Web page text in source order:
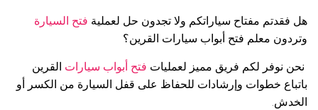
هل فقدتم مفتاح سياراتكم ولا تجدون حل لعملية فتح السيارة
وتردون معلم فتح أبواب سيارات القرين؟
نحن نوفر لكم فريق مميز لعمليات فتح أبواب سيارات القرين
باتباع خطوات وإرشادات للحفاظ على قفل السيارة من الكسر أو
الخدش.